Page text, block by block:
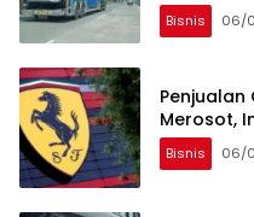
Bisnis 06/
Penjualan
Merosot,
Bisnis 06/